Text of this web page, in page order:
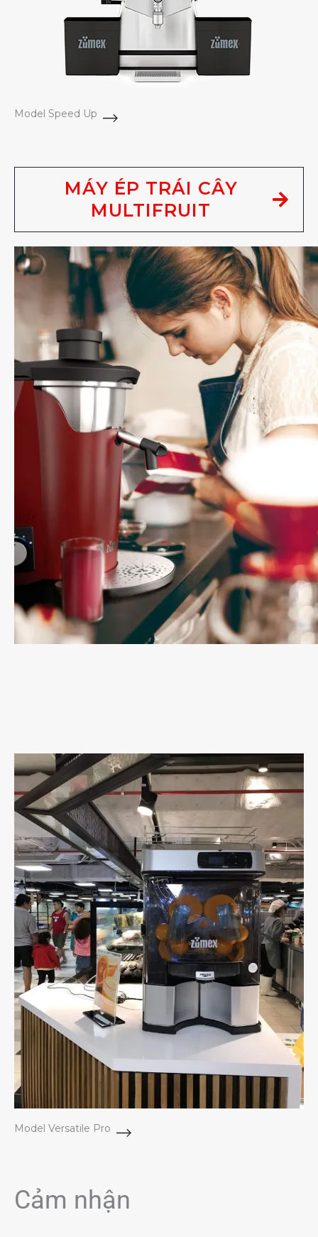
Model Speed Up
MÁY ÉP TRÁI CÂY
MULTIFRUIT
Model Versatile Pro
Cảm nhận